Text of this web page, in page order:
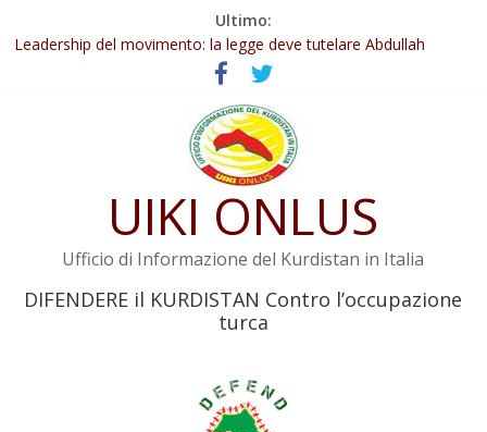
Ultimo:
Abdullah Öcalan: Le legge negativa deve essere trasformata in
legge positiva
Leadership del movimento: la legge deve tutelare Abdullah
Commissione donne del KNK: Şengal è di nuovo sotto minaccia
Non tenere conto della situazione di Rêber Apo ostacolerebbe
Il KNK chiede un’azione internazionale contro i crimini di guerra
UIKI ONLUS
Ufficio di Informazione del Kurdistan in Italia
DIFENDERE il KURDISTAN Contro l’occupazione
turca